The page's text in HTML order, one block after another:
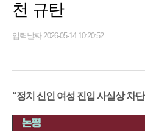
천 규탄
입력날짜 2026-05-14 10:20:52
“정치 신인 여성 진입 사실상 차